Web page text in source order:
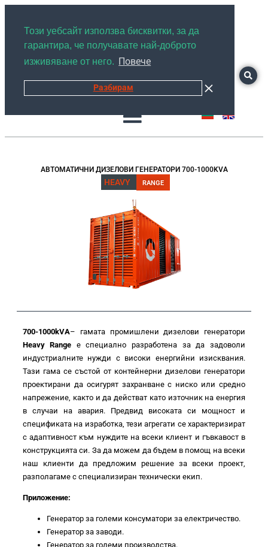
Този уебсайт използва бисквитки, за да
гарантира, че получавате най-доброто
изживяване от него.
Повече
Разбирам
АВТОМАТИЧНИ ДИЗЕЛОВИ ГЕНЕРАТОРИ 700-1000KVA
HEAVY RANGE
700-1000kVA– гамата промишлени дизелови генератори
Heavy Range е специално разработена за да задоволи
индустриалните нужди с високи енергийни изисквания.
Тази гама се състой от контейнерни дизелови генератори
проектирани да осигурят захранване с ниско или средно
напрежение, както и да действат като източник на енергия
в случаи на авария. Предвид високата си мощност и
спецификата на изработка, тези агрегати се характеризират
с адаптивност към нуждите на всеки клиент и гъвкавост в
конструкцията си. За да можем да бъдем в помощ на всеки
наш клиенти да предложим решение за всеки проект,
разполагаме с специализиран технически екип.
Приложение:
Генератор за големи консуматори за електричество.
Генератор за заводи.
Генератор за големи производства.